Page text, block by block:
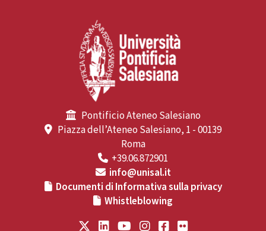
Pontificio Ateneo Salesiano
Piazza dell’Ateneo Salesiano, 1 - 00139
Roma
+39.06.872901
info@unisal.it
Documenti di Informativa sulla privacy
Whistleblowing